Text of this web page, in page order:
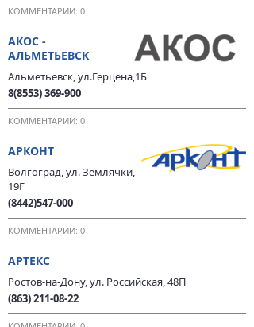
КОММЕНТАРИИ: 0
АКОС -
АЛЬМЕТЬЕВСК
Альметьевск, ул.Герцена,1Б
8(8553) 369-900
КОММЕНТАРИИ: 0
АРКОНТ
Волгоград, ул. Землячки,
19Г
(8442)547-000
КОММЕНТАРИИ: 0
АРТЕКС
Ростов-на-Дону, ул. Российская, 48П
(863) 211-08-22